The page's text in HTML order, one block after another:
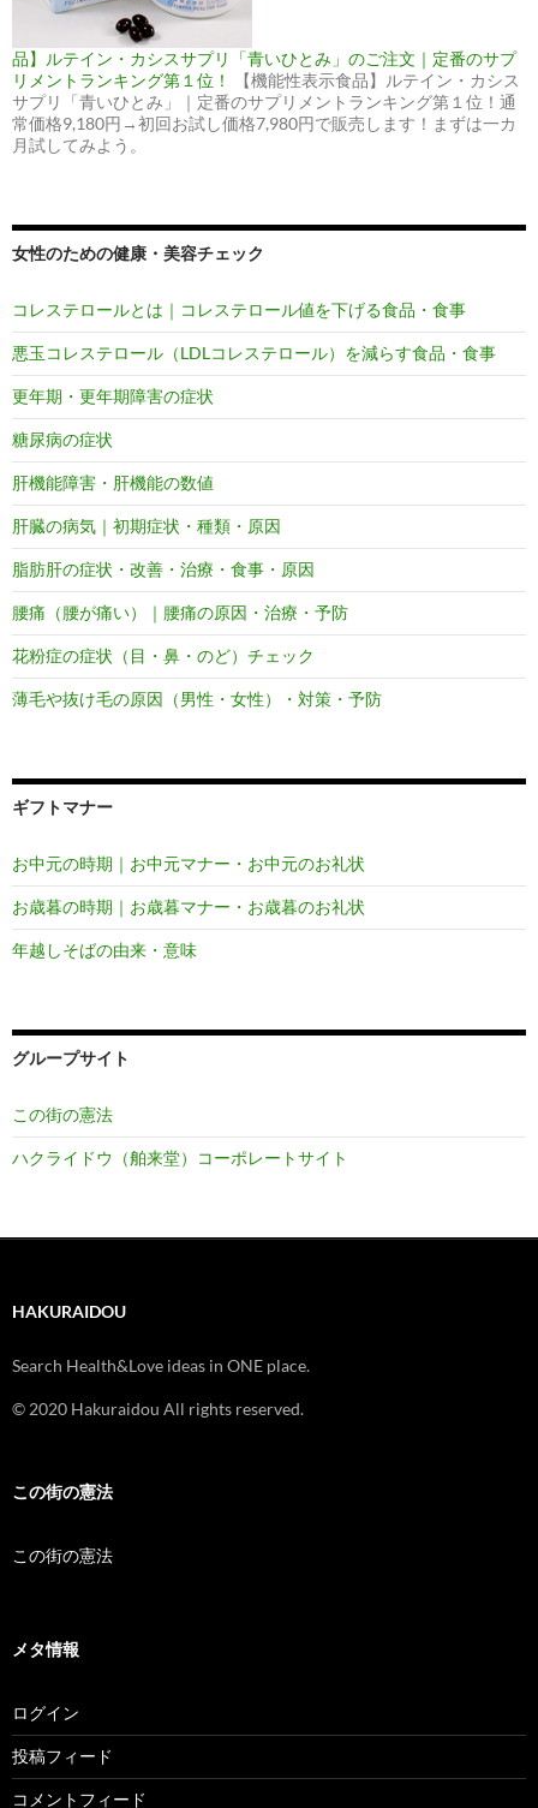
品】ルテイン・カシスサプリ「青いひとみ」のご注文｜定番のサプ
リメントランキング第１位！
【機能性表示食品】ルテイン・カシス
サプリ「青いひとみ」｜定番のサプリメントランキング第１位！通
常価格9,180円→初回お試し価格7,980円で販売します！まずは一カ
月試してみよう。
女性のための健康・美容チェック
コレステロールとは｜コレステロール値を下げる食品・食事
悪玉コレステロール（LDLコレステロール）を減らす食品・食事
更年期・更年期障害の症状
糖尿病の症状
肝機能障害・肝機能の数値
肝臓の病気｜初期症状・種類・原因
脂肪肝の症状・改善・治療・食事・原因
腰痛（腰が痛い）｜腰痛の原因・治療・予防
花粉症の症状（目・鼻・のど）チェック
薄毛や抜け毛の原因（男性・女性）・対策・予防
ギフトマナー
お中元の時期｜お中元マナー・お中元のお礼状
お歳暮の時期｜お歳暮マナー・お歳暮のお礼状
年越しそばの由来・意味
グループサイト
この街の憲法
ハクライドウ（舶来堂）コーポレートサイト
HAKURAIDOU
Search Health&Love ideas in ONE place.
© 2020 Hakuraidou All rights reserved.
この街の憲法
この街の憲法
メタ情報
ログイン
投稿フィード
コメントフィード